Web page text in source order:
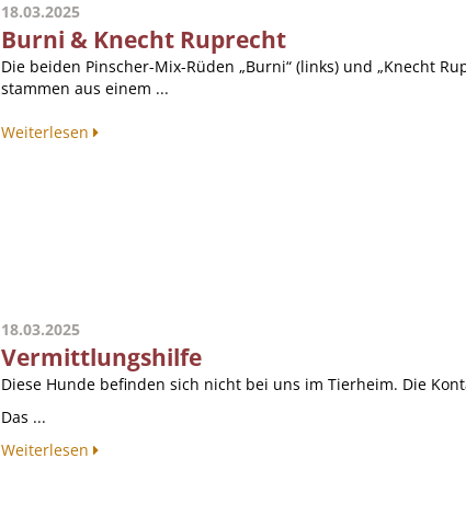
18.03.2025
Burni & Knecht Ruprecht
Die beiden Pinscher-Mix-Rüden „Burni“ (links) und „Knecht
stammen aus einem ...
Weiterlesen
18.03.2025
Vermittlungshilfe
Diese Hunde befinden sich nicht bei uns im Tierheim. Die
Das ...
Weiterlesen